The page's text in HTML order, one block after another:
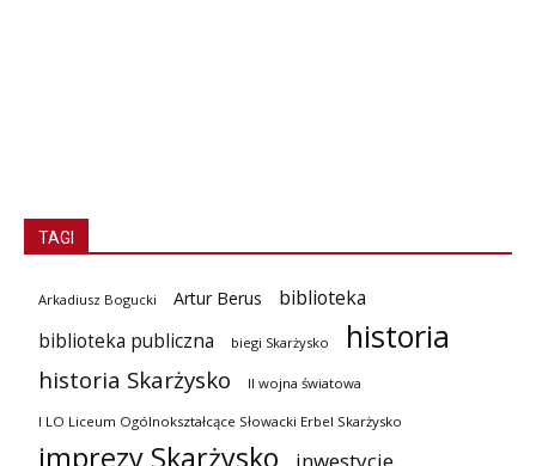
TAGI
Arkadiusz Bogucki Artur Berus
biblioteka
biblioteka publiczna
biegi Skarżysko historia
historia Skarżysko II wojna światowa
I LO Liceum Ogólnokształcące Słowacki Erbel Skarżysko
imprezy Skarżysko